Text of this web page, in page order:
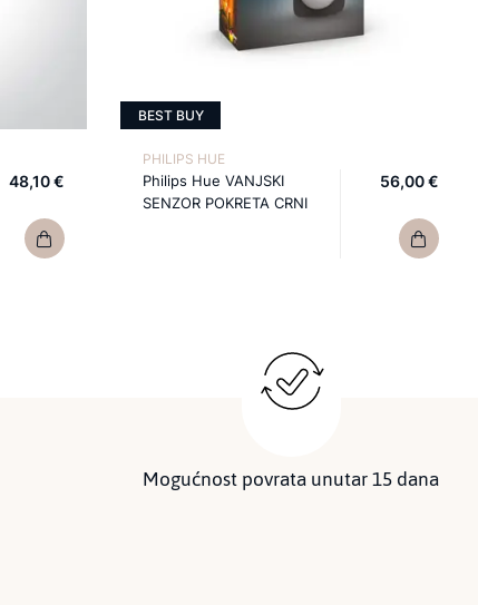
48,10 €
BEST BUY
PHILIPS HUE
Philips Hue VANJSKI
SENZOR POKRETA CRNI
56,00 €
Mogućnost povrata unutar 15 dana